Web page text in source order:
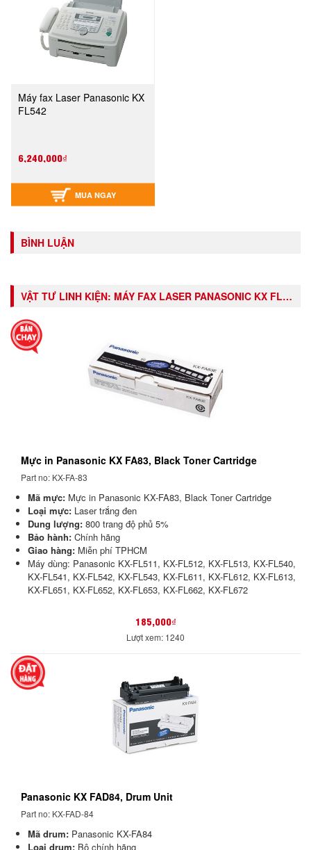
Máy fax Laser Panasonic KX
FL542
6,240,000₫
MUA NGAY
BÌNH LUẬN
VẬT TƯ LINH KIỆN: MÁY FAX LASER PANASONIC KX FL542
Mực in Panasonic KX FA83, Black Toner Cartridge
Part no: KX-FA-83
Mã mực: Mực in Panasonic KX-FA83, Black Toner Cartridge
Loại mực: Laser trắng đen
Dung lượng: 800 trang độ phủ 5%
Bảo hành: Chính hãng
Giao hàng: Miễn phí TPHCM
Máy dùng: Panasonic KX-FL511, KX-FL512, KX-FL513, KX-FL540,
KX-FL541, KX-FL542, KX-FL543, KX-FL611, KX-FL612, KX-FL613,
KX-FL651, KX-FL652, KX-FL653, KX-FL662, KX-FL672
185,000₫
Lượt xem: 1240
Panasonic KX FAD84, Drum Unit
Part no: KX-FAD-84
Mã drum: Panasonic KX-FA84
Loại drum: Bộ chính hãng